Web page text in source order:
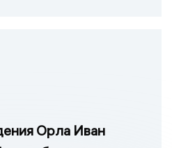
Орла Иван